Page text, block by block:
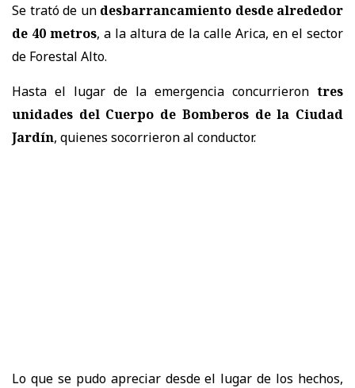
Se trató de un desbarrancamiento desde alrededor
de 40 metros, a la altura de la calle Arica, en el sector
de Forestal Alto.
Hasta el lugar de la emergencia concurrieron tres
unidades del Cuerpo de Bomberos de la Ciudad
Jardín, quienes socorrieron al conductor.
Lo que se pudo apreciar desde el lugar de los hechos,